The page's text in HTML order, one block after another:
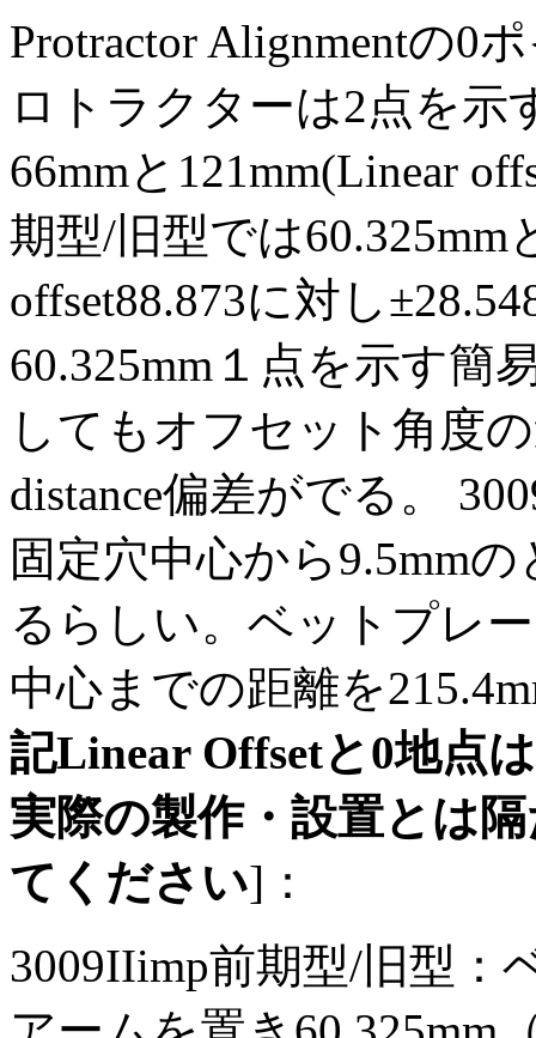
Protractor Alignmentの0
ロトラクターは2点を示
66mmと121mm(Linear
期型/旧型では60.325mm
offset88.873に対し
60.325mm１点を示す簡
してもオフセット角度
distance偏差がでる。
固定穴中心から9.5mm
るらしい。ベットプレ
中心までの距離を
記Linear Offsetと0地点
実際の製作・設置とは
てください]：
3009IIimp前期型/旧型：